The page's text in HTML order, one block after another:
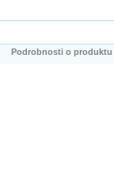
Podrobnosti o produktu